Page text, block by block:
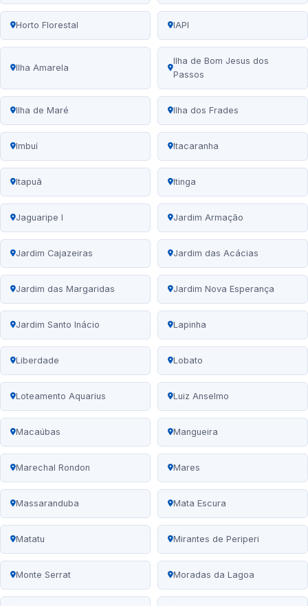
Horto Florestal IAPI
Ilha Amarela
Ilha de Bom Jesus dos
Passos
Ilha de Maré Ilha dos Frades
Imbuí Itacaranha
Itapuã Itinga
Jaguaripe I Jardim Armação
Jardim Cajazeiras Jardim das Acácias
Jardim das Margaridas Jardim Nova Esperança
Jardim Santo Inácio Lapinha
Liberdade Lobato
Loteamento Aquarius Luiz Anselmo
Macaúbas Mangueira
Marechal Rondon Mares
Massaranduba Mata Escura
Matatu Mirantes de Periperi
Monte Serrat Moradas da Lagoa